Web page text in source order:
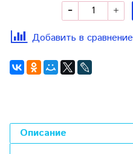
Добавить в сравнение
Описание